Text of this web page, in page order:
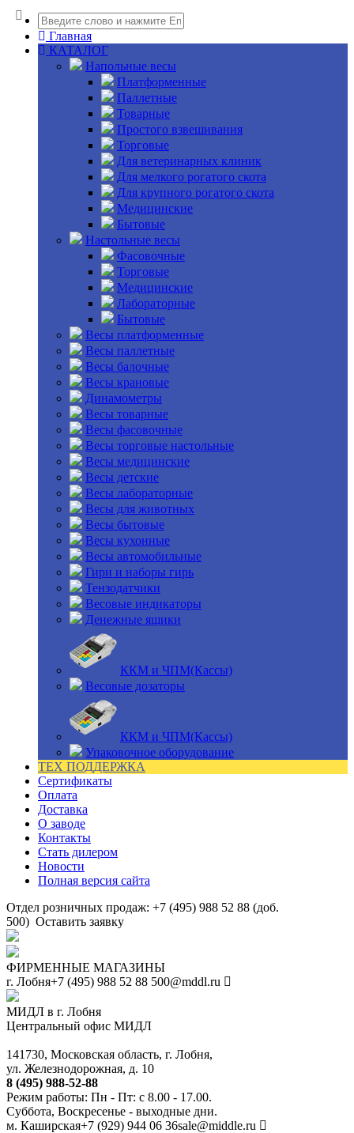
Главная
КАТАЛОГ
Напольные весы
Платформенные
Паллетные
Товарные
Простого взвешивания
Торговые
Для ветеринарных клиник
Для мелкого рогатого скота
Для крупного рогатого скота
Медицинские
Бытовые
Настольные весы
Фасовочные
Торговые
Медицинские
Лабораторные
Бытовые
Весы платформенные
Весы паллетные
Весы балочные
Весы крановые
Динамометры
Весы товарные
Весы фасовочные
Весы торговые настольные
Весы медицинские
Весы детские
Весы лабораторные
Весы для животных
Весы бытовые
Весы кухонные
Весы автомобильные
Гири и наборы гирь
Тензодатчики
Весовые индикаторы
Денежные ящики
ККМ и ЧПМ(Кассы)
Весовые дозаторы
ККМ и ЧПМ(Кассы)
Упаковочное оборудование
ТЕХ ПОДДЕРЖКА
Сертификаты
Оплата
Доставка
О заводе
Контакты
Стать дилером
Новости
Полная версия сайта
Отдел розничных продаж: +7 (495) 988 52 88 (доб.
500) Оставить заявку
ФИРМЕННЫЕ МАГАЗИНЫ
г. Лобня+7 (495) 988 52 88 500@mddl.ru
МИДЛ в г. Лобня
Центральный офис МИДЛ
141730, Московская область, г. Лобня,
ул. Железнодорожная, д. 10
8 (495) 988-52-88
Режим работы: Пн - Пт: с 8.00 - 17.00.
Суббота, Воскресенье - выходные дни.
м. Каширская+7 (929) 944 06 36sale@middle.ru